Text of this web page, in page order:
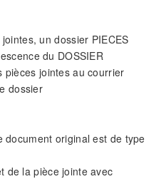
un dossier PIECES
du DOSSIER
pièces jointes au courrier
dossier
document original est de type
de la pièce jointe avec